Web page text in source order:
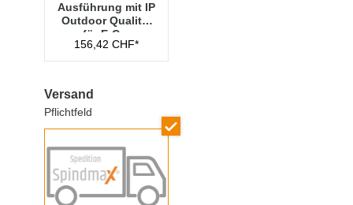
Ausführung mit IP
Outdoor Qualität
für E-Car
Ladeschränke
156,42 CHF*
Versand
Pflichtfeld